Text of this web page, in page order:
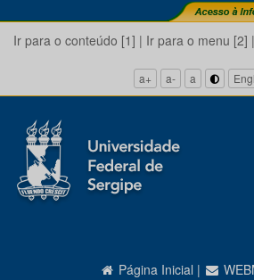
Ir para o conteúdo [1] | Ir para o menu [2] |
a+ a- a
Página Inicial |